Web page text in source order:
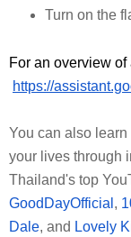
Turn on the
For an overview
https://
You can also
your lives through
Thailand's top
GoodDayOfficial ,
Dale, and Lovely